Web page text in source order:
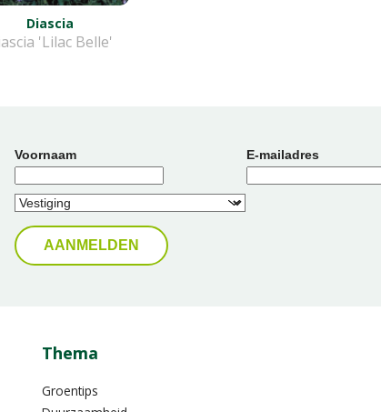
Diascia
'Lilac Belle'
Voornaam E-mailadres
Thema
Groentips